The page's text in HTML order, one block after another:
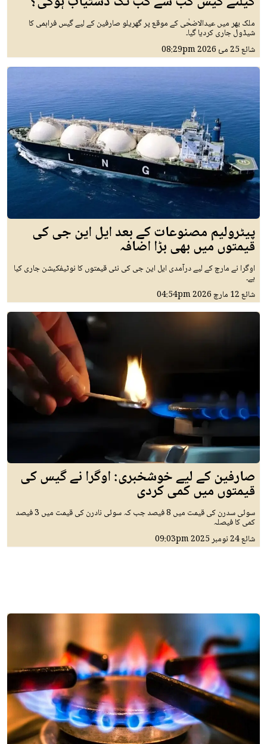
ملک بھر میں عیدالاضحٰی کے موقع پر گھریلو صارفین کے لیے گیس فراہمی کا
شیڈول جاری کردیا گیا۔
شائع25 مئ 2026 08:29pm
پیٹرولیم مصنوعات کے بعد ایل این جی کی
قیمتوں میں بھی بڑا اضافہ
اوگرا نے مارچ کے لیے درآمدی ایل این جی کی نئی قیمتوں کا نوٹیفکیشن جاری کیا
ہے۔
شائع12 مارچ 2026 04:54pm
صارفین کے لیے خوشخبری: اوگرا نے گیس کی
قیمتوں میں کمی کردی
سوئی سدرن کی قیمت میں 8 فیصد جب کہ سوئی نادرن کی قیمت میں 3 فیصد
کمی کا فیصلہ
شائع24 نومبر 2025 09:03pm